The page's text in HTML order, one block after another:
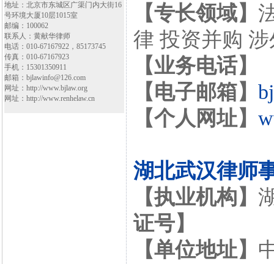
地址：北京市东城区广渠门内大街16
号环境大厦10层1015室
邮编：100062
联系人：黄献华律师
电话：010-67167922，85173745
传真：010-67167923
手机：15301350911
邮箱：bjlawinfo@126.com
网址：http://www.bjlaw.org
网址：http://www.renhelaw.cn
【专长领域】
律 投资并购
【业务电话】
【电子邮箱】
【个人网址】
湖北武汉律师
【执业机构】
证号】
【单位地址】